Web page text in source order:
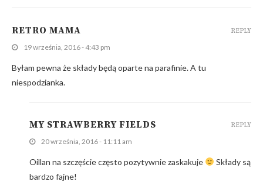
RETRO MAMA
19 września, 2016 - 4:43 pm
Byłam pewna że składy będą oparte na parafinie. A tu
niespodzianka.
REPLY
MY STRAWBERRY FIELDS
20 września, 2016 - 11:11 am
Oillan na szczęście często pozytywnie zaskakuje
Składy są
bardzo fajne!
REPLY